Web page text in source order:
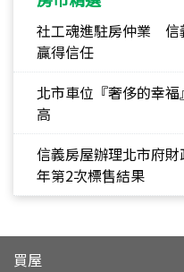
社工魂進駐房仲業 信
贏得信任
北市車位『奢侈的幸
高
信義房屋辦理北市府
年第2次標售結果
買屋